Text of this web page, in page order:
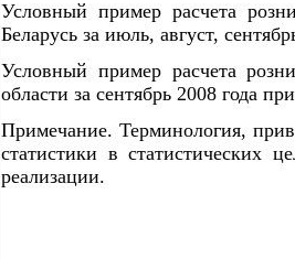
Условный пример расчета
Беларусь за июль, август,
Условный пример расчета
области за сентябрь 2008 года
Примечание. Терминология,
статистики в статистических
реализации.